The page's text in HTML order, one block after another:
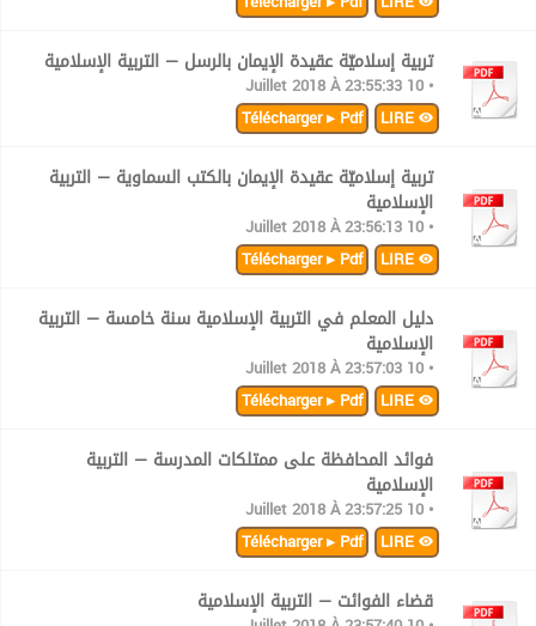
تربية إسلاميّة عقيدة الإيمان بالرسل — التربية الإسلامية
• 10 Juillet 2018 À 23:55:33
Télécharger ▸ Pdf
تربية إسلاميّة عقيدة الإيمان بالكتب السماوية — التربية
الإسلامية
• 10 Juillet 2018 À 23:56:13
Télécharger ▸ Pdf
دليل المعلم في التربية الإسلامية سنة خامسة — التربية
الإسلامية
• 10 Juillet 2018 À 23:57:03
Télécharger ▸ Pdf
فوائد المحافظة على ممتلكات المدرسة — التربية
الإسلامية
• 10 Juillet 2018 À 23:57:25
Télécharger ▸ Pdf
قضاء الفوائت — التربية الإسلامية